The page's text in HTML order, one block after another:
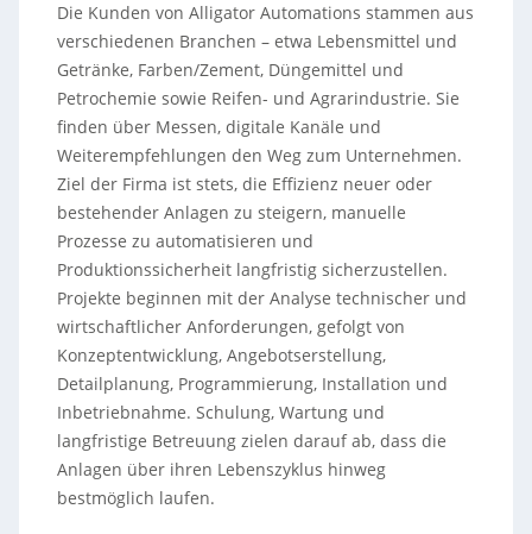
Die Kunden von Alligator Automations stammen aus
verschiedenen Branchen – etwa Lebensmittel und
Getränke, Farben/Zement, Düngemittel und
Petrochemie sowie Reifen- und Agrarindustrie. Sie
finden über Messen, digitale Kanäle und
Weiterempfehlungen den Weg zum Unternehmen.
Ziel der Firma ist stets, die Effizienz neuer oder
bestehender Anlagen zu steigern, manuelle
Prozesse zu automatisieren und
Produktionssicherheit langfristig sicherzustellen.
Projekte beginnen mit der Analyse technischer und
wirtschaftlicher Anforderungen, gefolgt von
Konzeptentwicklung, Angebotserstellung,
Detailplanung, Programmierung, Installation und
Inbetriebnahme. Schulung, Wartung und
langfristige Betreuung zielen darauf ab, dass die
Anlagen über ihren Lebenszyklus hinweg
bestmöglich laufen.